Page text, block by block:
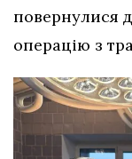
повернулися
операцію з